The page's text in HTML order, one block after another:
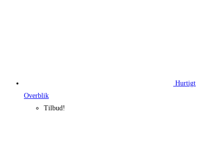
Hurtigt
Overblik
Tilbud!